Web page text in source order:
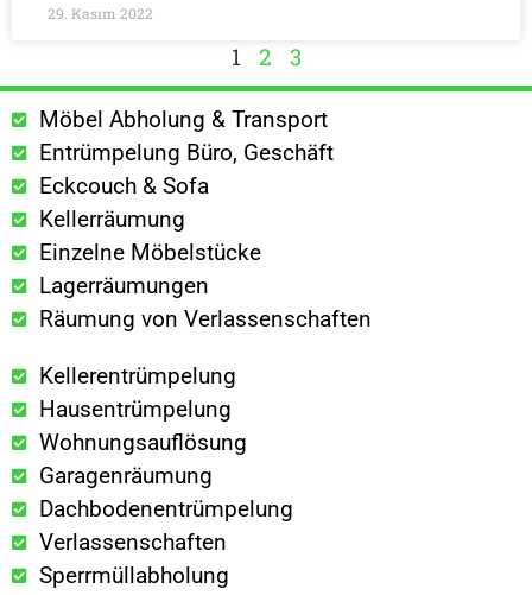
29. Kasım 2022
1 2 3
Möbel Abholung & Transport
Entrümpelung Büro, Geschäft
Eckcouch & Sofa
Kellerräumung
Einzelne Möbelstücke
Lagerräumungen
Räumung von Verlassenschaften
Kellerentrümpelung
Hausentrümpelung
Wohnungsauflösung
Garagenräumung
Dachbodenentrümpelung
Verlassenschaften
Sperrmüllabholung